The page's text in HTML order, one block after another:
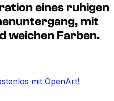
eines ruhigen
mit
weichen Farben.
mit OpenArt!